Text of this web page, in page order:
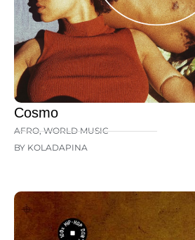
Cosmo
AFRO,WORLD MUSIC
BY KOLADAPINA